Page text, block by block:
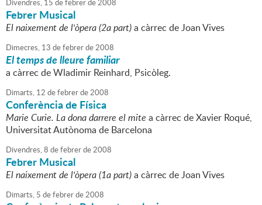
Divendres, 15 defebrerde2008
Febrer Musical
El naixement de l'òpera (2a part)a càrrec de Joan Vives
Dimecres, 13 defebrerde2008
El temps de lleure familiar
a càrrec de Wladimir Reinhard, Psicòleg.
Dimarts, 12 defebrerde2008
Conferència de Física
Marie Curie. La dona darrere el mite a càrrec de Xavier Roqué,
Universitat Autònoma de Barcelona
Divendres,8 defebrerde2008
Febrer Musical
El naixement de l'òpera (1a part)a càrrec de Joan Vives
Dimarts, 5 defebrerde2008